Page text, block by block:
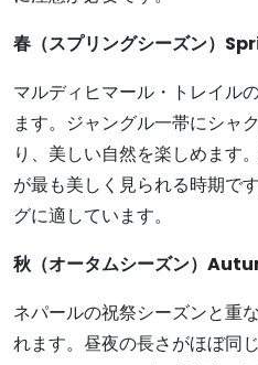
春（スプリングシーズン）
マルディヒマール・トレイル
ます。ジャングル一帯にシャ
り、美しい自然を楽しめます
が最も美しく見られる時期で
グに適しています。
秋（オータムシーズン）
ネパールの祝祭シーズンと重
れます。昼夜の長さがほぼ同